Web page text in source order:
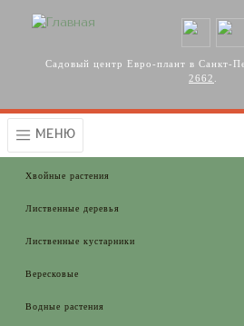
Садовый центр Евро-плант в Санкт-
2662
МЕНЮ
Хвойные растения
Лиственные деревья
Лиственные кустарники
Вересковые
Водные растения